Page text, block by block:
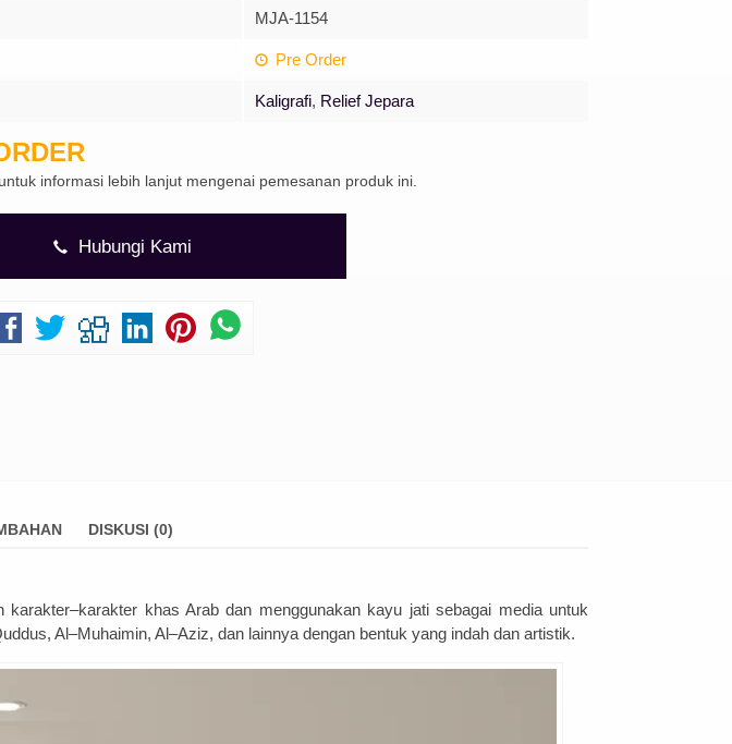
MJA-1154
Pre Order
Kaligrafi, Relief Jepara
informasi lebih lanjut mengenai pemesanan produk ini.
Hubungi Kami
DISKUSI (0)
karakter–karakter khas Arab dan menggunakankayu jatisebagai mediauntuk
uddus, Al–Muhaimin, Al–Aziz, dan lainnya dengan bentuk yang indah dan artistik.